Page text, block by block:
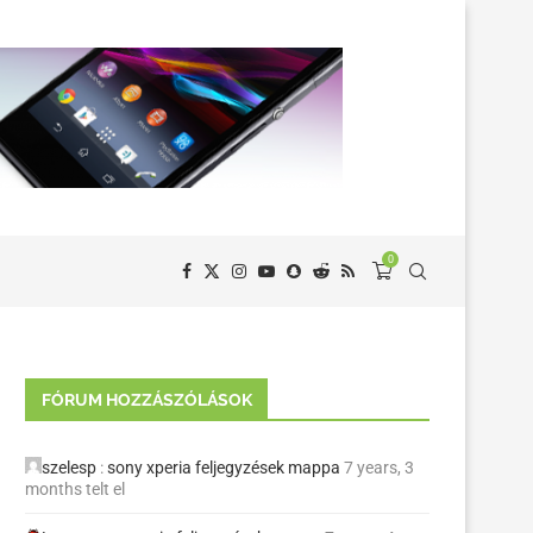
0
FÓRUM HOZZÁSZÓLÁSOK
szelesp :sony xperia feljegyzések mappa 7 years, 3
months telt el